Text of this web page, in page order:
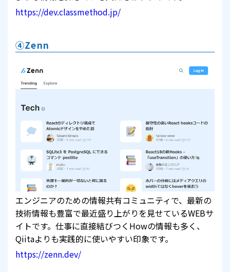
https://dev.classmethod.jp/
④Zenn
エンジニアのための情報共有コミュニティで、最新の
技術情報も豊富で最近盛り上がりを見せているWEBサ
イトです。仕事に直接結びつくHowの情報も多く、
Qiitaよりも実践的に使いやすい印象です。
https://zenn.dev/